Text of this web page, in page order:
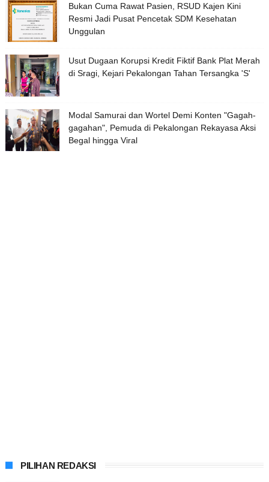
Bukan Cuma Rawat Pasien, RSUD Kajen Kini
Resmi Jadi Pusat Pencetak SDM Kesehatan
Unggulan
Usut Dugaan Korupsi Kredit Fiktif Bank Plat Merah
di Sragi, Kejari Pekalongan Tahan Tersangka 'S'
Modal Samurai dan Wortel Demi Konten "Gagah-
gagahan", Pemuda di Pekalongan Rekayasa Aksi
Begal hingga Viral
PILIHAN REDAKSI